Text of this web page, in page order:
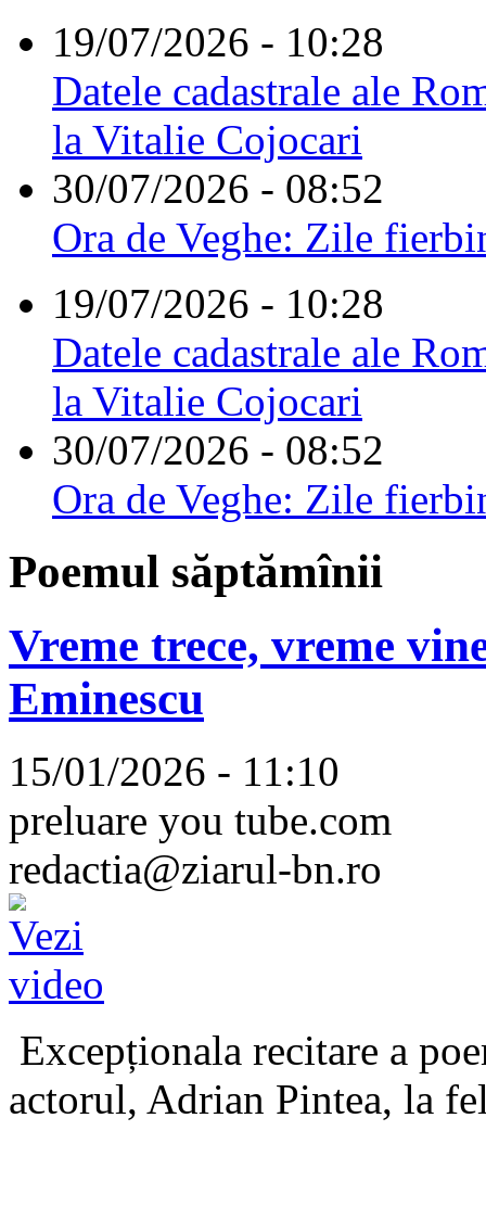
19/07/2026 - 10:28
Datele cadastrale ale
la Vitalie Cojocari
30/07/2026 - 08:52
Ora de Veghe: Zile
19/07/2026 - 10:28
Datele cadastrale ale
la Vitalie Cojocari
30/07/2026 - 08:52
Ora de Veghe: Zile
Poemul săptămînii
Vreme trece, vreme
Eminescu
15/01/2026 - 11:10
preluare you tube.com
redactia@ziarul-bn.ro
Excepționala recitare a
actorul, Adrian Pintea, la